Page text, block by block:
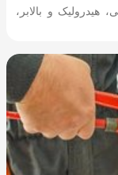
و بالابر،